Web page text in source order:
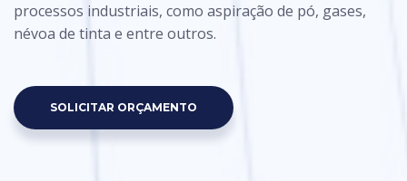
processos industriais, como aspiração de pó, gases,
névoa de tinta e entre outros.
SOLICITAR ORÇAMENTO